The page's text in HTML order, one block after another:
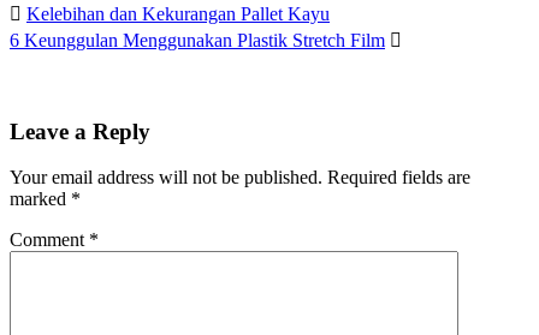
Kelebihan dan Kekurangan Pallet Kayu
6 Keunggulan Menggunakan Plastik Stretch Film
Leave a Reply
Your email address will not be published. Required fields are
marked *
Comment *